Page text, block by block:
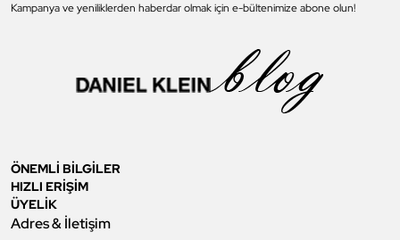
Kampanya ve yeniliklerden haberdar olmak için e-bültenimize abone olun!
ÖNEMLİ BİLGİLER
HIZLI ERİŞİM
ÜYELİK
Adres & İletişim